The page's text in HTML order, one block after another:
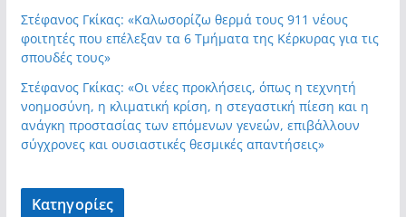
Στέφανος Γκίκας: «Καλωσορίζω θερμά τους 911 νέους
φοιτητές που επέλεξαν τα 6 Τμήματα της Κέρκυρας για τις
σπουδές τους»
Στέφανος Γκίκας: «Οι νέες προκλήσεις, όπως η τεχνητή
νοημοσύνη, η κλιματική κρίση, η στεγαστική πίεση και η
ανάγκη προστασίας των επόμενων γενεών, επιβάλλουν
σύγχρονες και ουσιαστικές θεσμικές απαντήσεις»
Kατηγορίες